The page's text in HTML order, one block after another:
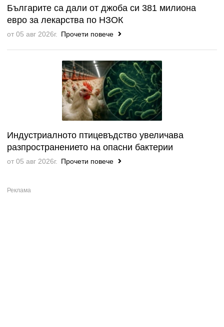
Българите са дали от джоба си 381 милиона
евро за лекарства по НЗОК
от 05 авг 2026г. Прочети повече
Индустриалното птицевъдство увеличава
разпространението на опасни бактерии
от 05 авг 2026г. Прочети повече